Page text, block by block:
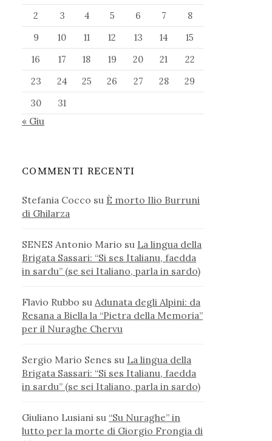
2
3 4 5 6 7
8
9
10 11 12 13 14
15
16
17 18 19 20 21
22
23
24 25 26 27 28
29
30
31
« Giu
COMMENTI RECENTI
Stefania Cocco su È morto Ilio Burruni
di Ghilarza
SENES Antonio Mario su La lingua della
Brigata Sassari: “Si ses Italianu, faedda
in sardu” (se sei Italiano, parla in sardo)
Flavio Rubbo su Adunata degli Alpini: da
Resana a Biella la “Pietra della Memoria”
per il Nuraghe Chervu
Sergio Mario Senes su La lingua della
Brigata Sassari: “Si ses Italianu, faedda
in sardu” (se sei Italiano, parla in sardo)
Giuliano Lusiani su “Su Nuraghe” in
lutto per la morte di Giorgio Frongia di